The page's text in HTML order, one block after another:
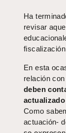
Ha
revisar
En esta
relación
deben
Como
actuación-